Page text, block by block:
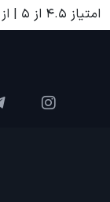
امتیاز 4.5 از 5 | از